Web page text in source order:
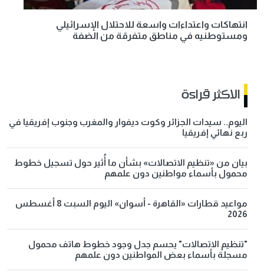
انتهاكات واعتداءات واسعة للاحتلال الإسرائيلي
ومستوطنيه في مناطق متفرقة من الضفة
الاكثر قراءة
اليوم.. سيدات الجزائر وكوت ديفوار والمغرب وجنوب إفريقيا في
ربع نهائي إفريقيا
بيان من «تنظيم الاتصالات» بشأن ما أُثير حول تسجيل خطوط
محمول بأسماء مواطنين دون علمهم
مواعيد قطارات «القاهرة - أسوان» اليوم السبت 8 أغسطس
2026
"تنظيم الاتصالات" يحسم جدل وجود خطوط هاتف محمول
مسجلة بأسماء بعض المواطنين دون علمهم